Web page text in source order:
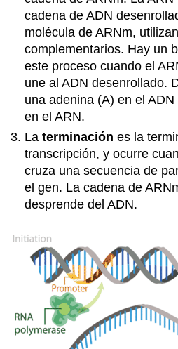
cadena de ADN
molécula de ARNm,
complementarios. Hay un
este proceso cuando el
une al ADN desenrollado.
una adenina (A) en el
en el ARN.
Laterminación es la
transcripción, y ocurre
cruza una secuencia de
el gen. La cadena de
desprende del ADN.